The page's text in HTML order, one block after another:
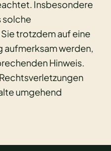
Insbesondere
solche
trotzdem auf eine
aufmerksam werden,
Hinweis.
umgehend